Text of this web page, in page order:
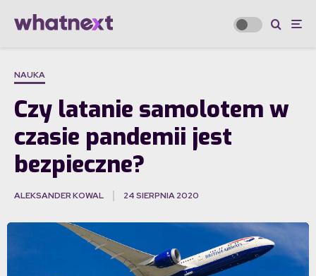
NAUKA
Czy latanie samolotem w
czasie pandemii jest
bezpieczne?
ALEKSANDER KOWAL 24 SIERPNIA 2020